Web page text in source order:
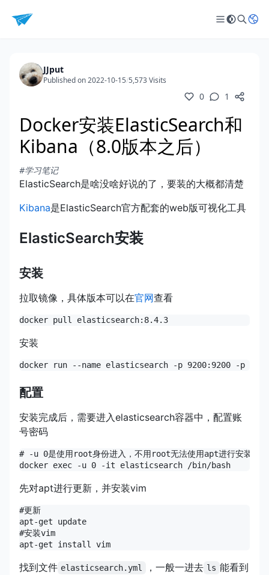
JJput
Published on 2022-10-15/5,573 Visits
0 1
Docker安装ElasticSearch和
Kibana（8.0版本之后）
#学习笔记
ElasticSearch是啥没啥好说的了，要装的大概都清楚
Kibana是ElasticSearch官方配套的web版可视化工具
ElasticSearch安装
安装
拉取镜像，具体版本可以在官网查看
安装
配置
安装完成后，需要进入elasticsearch容器中，配置账
号密码
# -u 0是使用root身份进入，不用root无法使用apt进行安装包
先对apt进行更新，并安装vim
#更新
apt-get update
#安装vim
找到文件 elasticsearch.yml ，一般一进去 ls 能看到